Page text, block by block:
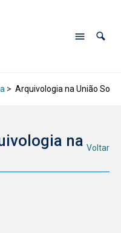
> Arquivologia na União
na Voltar